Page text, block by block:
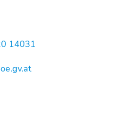
von
14031